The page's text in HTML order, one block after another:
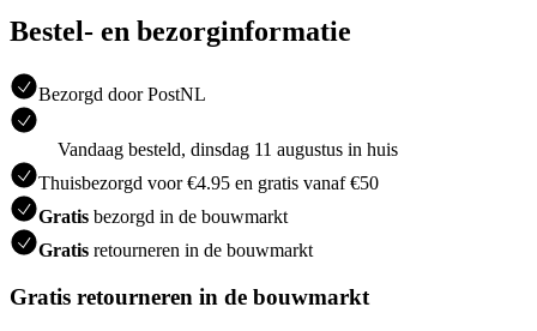
Bestel- en bezorginformatie
Bezorgd door PostNL
Vandaag besteld, dinsdag 11 augustus in huis
Thuisbezorgd voor €4.95 en gratis vanaf €50
Gratis bezorgd in de bouwmarkt
Gratis retourneren in de bouwmarkt
Gratis retourneren in de bouwmarkt